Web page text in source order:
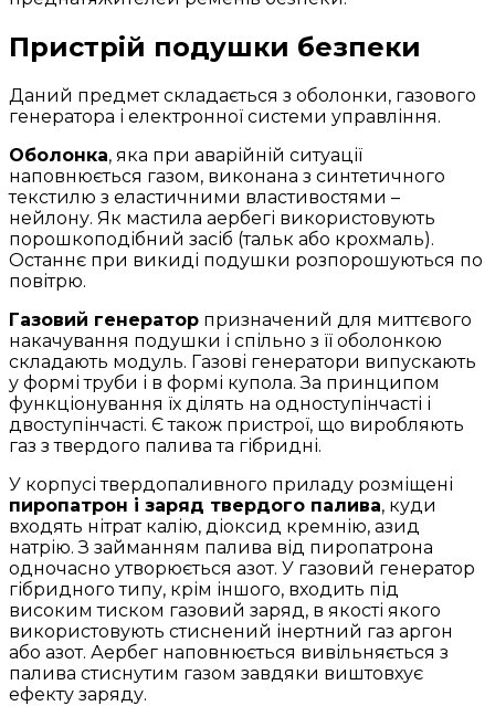
Пристрій подушки безпеки
Даний предмет складається з оболонки, газового
генератора і електронної системи управління.
Оболонка, яка при аварійній ситуації
наповнюється газом, виконана з синтетичного
текстилю з еластичними властивостями –
нейлону. Як мастила аербегі використовують
порошкоподібний засіб (тальк або крохмаль).
Останнє при викиді подушки розпорошуються по
повітрю.
Газовий генератор призначений для миттєвого
накачування подушки і спільно з її оболонкою
складають модуль. Газові генератори випускають
у формі труби і в формі купола. За принципом
функціонування їх ділять на одноступінчасті і
двоступінчасті. Є також пристрої, що виробляють
газ з твердого палива та гібридні.
У корпусі твердопаливного приладу розміщені
пиропатрон і заряд твердого палива, куди
входять нітрат калію, діоксид кремнію, азид
натрію. З займанням палива від пиропатрона
одночасно утворюється азот. У газовий генератор
гібридного типу, крім іншого, входить під
високим тиском газовий заряд, в якості якого
використовують стиснений інертний газ аргон
або азот. Аербег наповнюється вивільняється з
палива стиснутим газом завдяки виштовхує
ефекту заряду.